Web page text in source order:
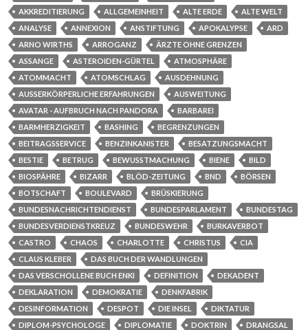
AKKREDITIERUNG
ALLGEMEINHEIT ALTE ERDE
ALTE WELT
ANALYSE
ANNEXION ANSTIFTUNG APOKALYPSE
ARD
ARNO WIRTHS
ARROGANZ
ÄRZTE OHNE GRENZEN
ASSANGE
ASTEROIDEN-GÜRTEL
ATMOSPHÄRE
ATOMMACHT
ATOMSCHLAG
AUSDEHNUNG
AUSSERKÖRPERLICHE ERFAHRUNGEN
AUSWEITUNG
AVATAR - AUFBRUCH NACH PANDORA
BARBAREI
BARMHERZIGKEIT
BASHING
BEGRENZUNGEN
BEITRAGSSERVICE
BENZINKANISTER
BESATZUNGSMACHT
BESTIE
BETRUG BEWUSSTMACHUNG BIENE
BILD
BIOSPÄHRE
BIZARR BLÖD-ZEITUNG BND
BÖRSEN
BOTSCHAFT
BOULEVARD
BRÜSKIERUNG
BUNDESNACHRICHTENDIENST
BUNDESPARLAMENT
BUNDESTAG
BUNDESVERDIENSTKREUZ
BUNDESWEHR
BURKAVERBOT
CASTRO
CHAOS CHARLOTTE CHRISTUS
CIA
CLAUS KLEBER
DAS BUCH DER WANDLUNGEN
DAS VERSCHOLLENE BUCH ENKI
DEFINITION
DEKADENT
DEKLARATION
DEMOKRATIE
DENKFABRIK
DESINFORMATION
DESPOT DIE INSEL
DIKTATUR
DIPLOM-PSYCHOLOGE
DIPLOMATIE DOKTRIN
DRANGSAL